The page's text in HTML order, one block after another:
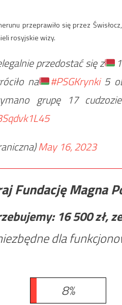
przeprawiło się przez
rosyjskie wizy.
przedostać się z
na #PSGKrynki5
grupę 17
May 16, 2023
Fundację Magna
16 500zł,
dla
8%